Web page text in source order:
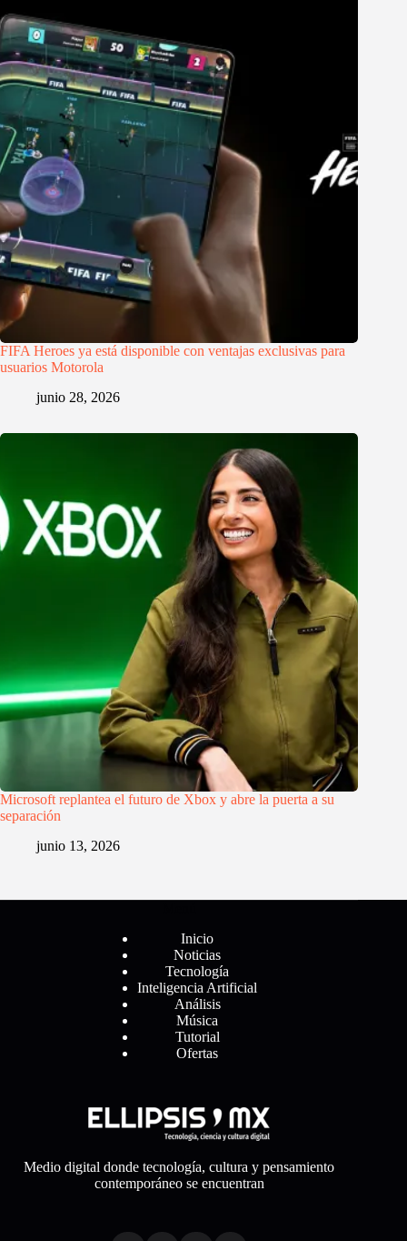
FIFA Heroes ya está disponible con ventajas exclusivas para
usuarios Motorola
junio 28, 2026
Microsoft replantea el futuro de Xbox y abre la puerta a su
separación
junio 13, 2026
Inicio
Noticias
Tecnología
Inteligencia Artificial
Análisis
Música
Tutorial
Ofertas
Medio digital donde tecnología, cultura y pensamiento
contemporáneo se encuentran